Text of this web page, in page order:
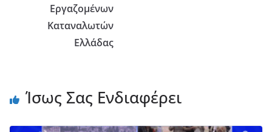
Εργαζομένων
Καταναλωτών
Ελλάδας
Ίσως Σας Ενδιαφέρει